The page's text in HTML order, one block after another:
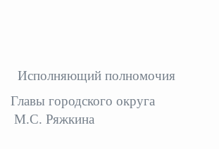
Исполняющий полномочия
Главы городского
М.С. Ряжкина